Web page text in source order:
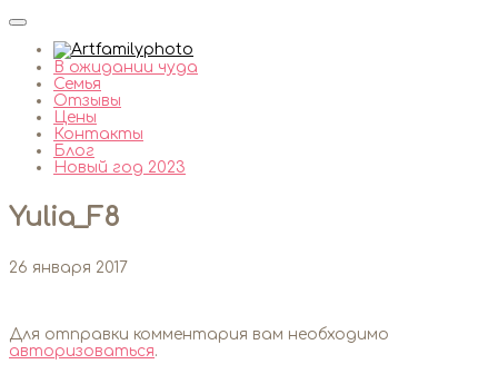
В ожидании чуда
Семья
Отзывы
Цены
Контакты
Блог
Новый год 2023
Yulia_F8
26 января 2017
Для отправки комментария вам необходимо
авторизоваться.